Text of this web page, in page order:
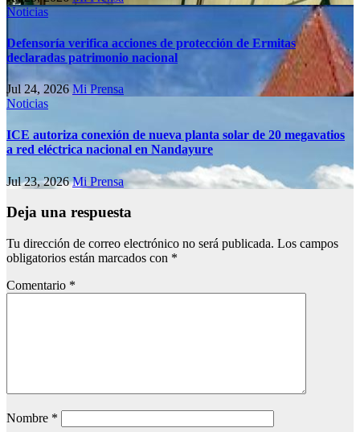
Noticias
Defensoría verifica acciones de protección de Ermitas
declaradas patrimonio nacional
Jul 24, 2026Mi Prensa
Noticias
ICE autoriza conexión de nueva planta solar de 20 megavatios
a red eléctrica nacional en Nandayure
Jul 23, 2026Mi Prensa
Deja una respuesta
Tu dirección de correo electrónico no será publicada. Los campos
obligatorios están marcados con *
Comentario *
Nombre *